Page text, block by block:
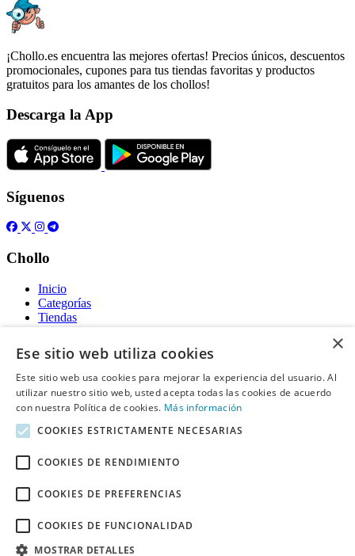
¡Chollo.es encuentra las mejores ofertas! Precios únicos, descuentos
promocionales, cupones para tus tiendas favoritas y productos
gratuitos para los amantes de los chollos!
Descarga la App
Síguenos
Chollo
Inicio
Categorías
Tiendas
Gratis
Acerca de
Sobre nosotros
Contacto
Información legal
Declaración de cookies
Descargo de Responsabilidad
×
Ese sitio web utiliza cookies
Este sitio web usa cookies para mejorar la experiencia del usuario. Al
utilizar nuestro sitio web, usted acepta todas las cookies de acuerdo
con nuestra Política de cookies. Más información
COOKIES ESTRICTAMENTE NECESARIAS
COOKIES DE RENDIMIENTO
COOKIES DE PREFERENCIAS
COOKIES DE FUNCIONALIDAD
MOSTRAR DETALLES